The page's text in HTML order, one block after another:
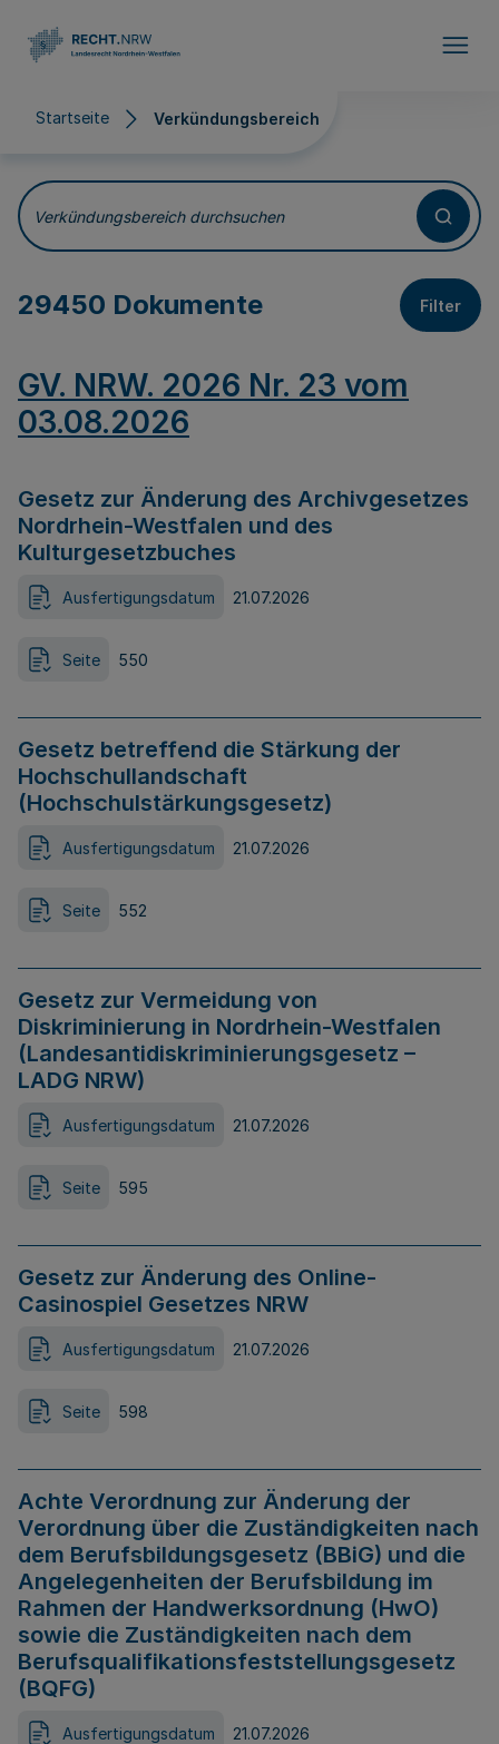
Startseite Verkündungsbereich
Verkündungsbereich
Verkündungsbereich durchsuchen
29450 Dokumente Filter
GV. NRW. 2026 Nr. 23 vom
03.08.2026
Gesetz zur Änderung des Archivgesetzes
Nordrhein-Westfalen und des
Kulturgesetzbuches
Ausfertigungsdatum 21.07.2026
Seite 550
Gesetz betreffend die Stärkung der
Hochschullandschaft
(Hochschulstärkungsgesetz)
Ausfertigungsdatum 21.07.2026
Seite 552
Gesetz zur Vermeidung von
Diskriminierung in Nordrhein-Westfalen
(Landesantidiskriminierungsgesetz –
LADG NRW)
Ausfertigungsdatum 21.07.2026
Seite 595
Gesetz zur Änderung des Online-
Casinospiel Gesetzes NRW
Ausfertigungsdatum 21.07.2026
Seite 598
Achte Verordnung zur Änderung der
Verordnung über die Zuständigkeiten nach
dem Berufsbildungsgesetz (BBiG) und die
Angelegenheiten der Berufsbildung im
Rahmen der Handwerksordnung (HwO)
sowie die Zuständigkeiten nach dem
Berufsqualifikationsfeststellungsgesetz
(BQFG)
Ausfertigungsdatum 21.07.2026